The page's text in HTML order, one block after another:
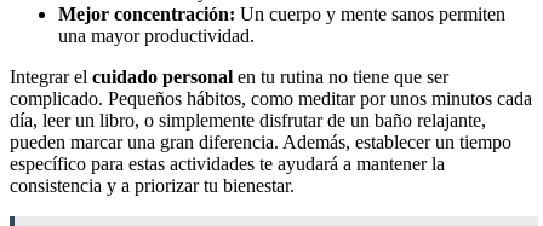
Mejor concentración: Un cuerpo y mente sanos permiten
una mayor productividad.
Integrar el cuidado personal en tu rutina no tiene que ser
complicado. Pequeños hábitos, como meditar por unos minutos cada
día, leer un libro, o simplemente disfrutar de un baño relajante,
pueden marcar una gran diferencia. Además, establecer un tiempo
específico para estas actividades te ayudará a mantener la
consistencia y a priorizar tu bienestar.